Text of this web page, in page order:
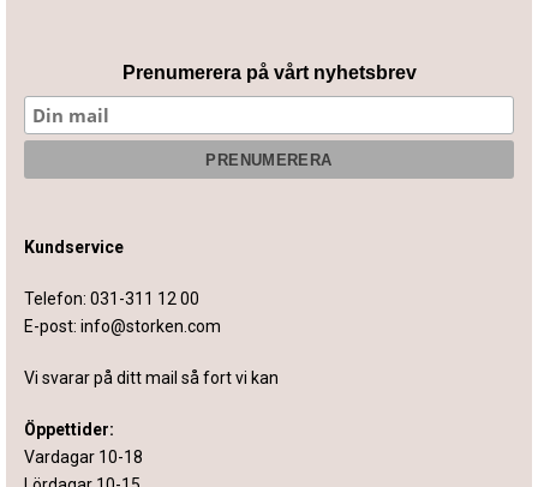
Prenumerera på vårt nyhetsbrev
Kundservice
Telefon: 031-311 12 00
E-post: info@storken.com
Vi svarar på ditt mail så fort vi kan
Öppettider:
Vardagar 10-18